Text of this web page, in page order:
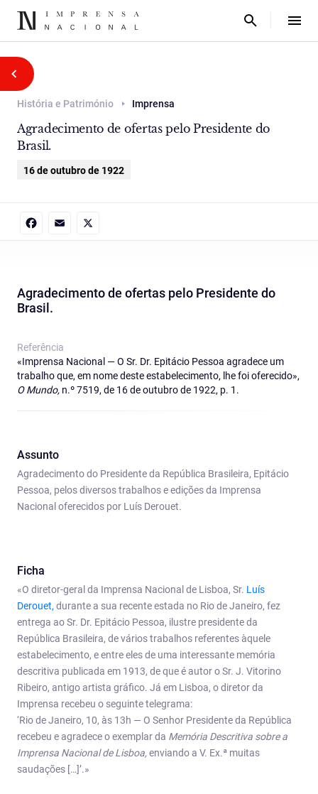
História e Património Imprensa
Agradecimento de ofertas pelo Presidente do
Brasil.
16 de outubro de 1922
Agradecimento de ofertas pelo Presidente do
Brasil.
Referência
«Imprensa Nacional — O Sr. Dr. Epitácio Pessoa agradece um
trabalho que, em nome deste estabelecimento, lhe foi oferecido»,
O Mundo, n.º 7519, de 16 de outubro de 1922, p. 1.
Assunto
Agradecimento do Presidente da República Brasileira, Epitácio
Pessoa, pelos diversos trabalhos e edições da Imprensa
Nacional oferecidos por Luís Derouet.
Ficha
«O diretor-geral da Imprensa Nacional de Lisboa, Sr. Luís
Derouet,durante a sua recente estada no Rio de Janeiro, fez
entrega ao Sr. Dr. Epitácio Pessoa, ilustre presidente da
República Brasileira, de vários trabalhos referentes àquele
estabelecimento, e entre eles de uma interessante memória
descritiva publicada em 1913, de que é autor o Sr. J. Vitorino
Ribeiro, antigo artista gráfico. Já em Lisboa, o diretor da
Imprensa recebeu o seguinte telegrama:
‘Rio de Janeiro, 10, às 13h — O Senhor Presidente da República
recebeu e agradece o exemplar da Memória Descritiva sobre a
Imprensa Nacional de Lisboa,enviando a V. Ex.ª muitas
saudações […]’.»